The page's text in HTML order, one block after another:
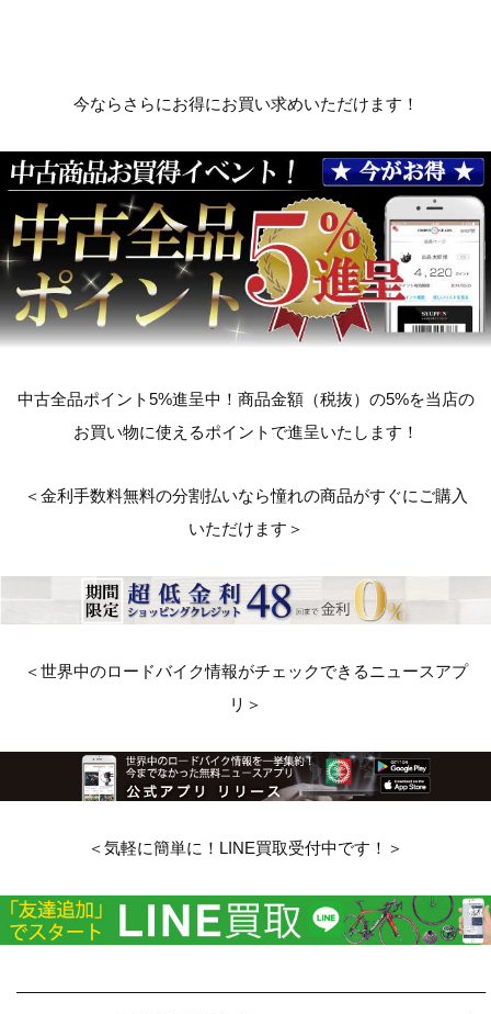
今ならさらにお得にお買い求めいただけます！
中古全品ポイント5%進呈中！商品金額（税抜）の5%を当店の
お買い物に使えるポイントで進呈いたします！
＜金利手数料無料の分割払いなら憧れの商品がすぐにご購入
いただけます＞
＜世界中のロードバイク情報がチェックできるニュースアプ
リ＞
＜気軽に簡単に！LINE買取受付中です！＞
————————————————————————————–